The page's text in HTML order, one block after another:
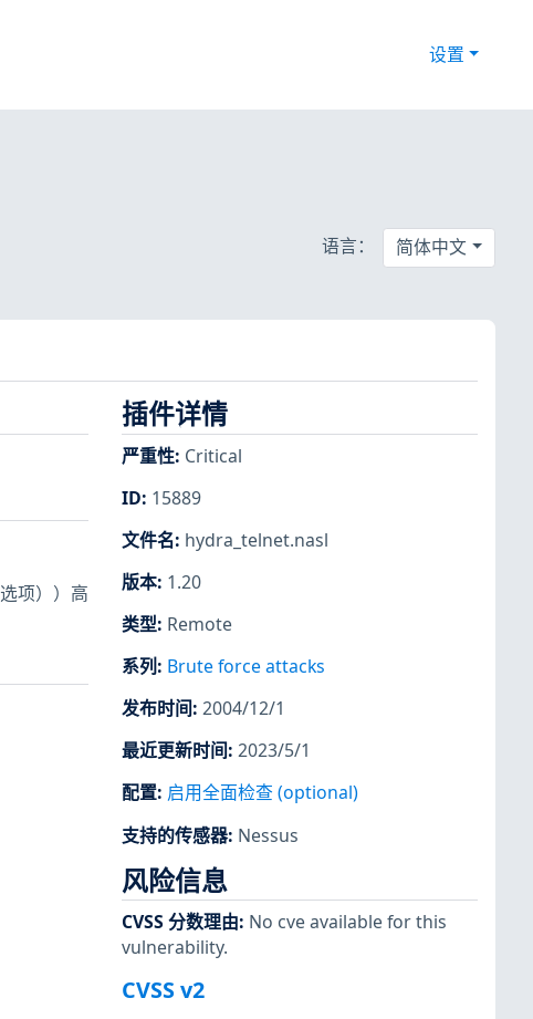
设置
语言： 简体中文
项））高
插件详情
严重性: Critical
ID: 15889
文件名: hydra_telnet.nasl
版本: 1.20
类型: Remote
系列 : Brute force attacks
发布时间: 2004/12/1
最近更新时间: 2023/5/1
配置: 启用全面检查 (optional)
支持的传感器: Nessus
风险信息
CVSS 分数理由: No cve available for this
vulnerability.
CVSS v2